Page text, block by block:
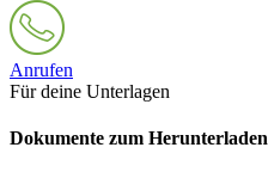
Anrufen
Für deine Unterlagen
Dokumente zum Herunterladen